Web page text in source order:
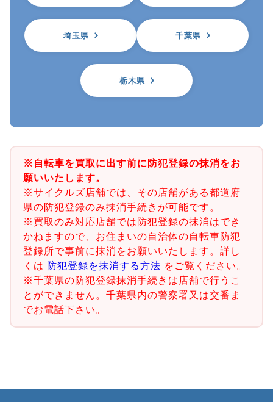
埼玉県 千葉県
栃木県
※自転車を買取に出す前に防犯登録の抹消をお
願いいたします。
※サイクルズ店舗では、その店舗がある都道府
県の防犯登録のみ抹消手続きが可能です。
※買取のみ対応店舗では防犯登録の抹消はでき
かねますので、お住まいの自治体の自転車防犯
登録所で事前に抹消をお願いいたします。詳し
くは 防犯登録を抹消する方法 をご覧ください。
※千葉県の防犯登録抹消手続きは店舗で行うこ
とができません。千葉県内の警察署又は交番ま
でお電話下さい。